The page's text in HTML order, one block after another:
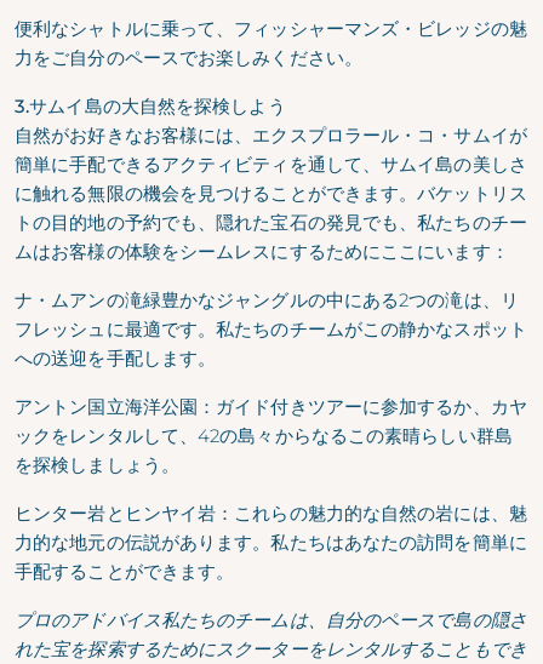
便利なシャトルに乗って、フィッシャーマンズ・ビレッジの魅
力をご自分のペースでお楽しみください。
3.サムイ島の大自然を探検しよう
自然がお好きなお客様には、エクスプロラール・コ・サムイが
簡単に手配できるアクティビティを通して、サムイ島の美しさ
に触れる無限の機会を見つけることができます。バケットリス
トの目的地の予約でも、隠れた宝石の発見でも、私たちのチー
ムはお客様の体験をシームレスにするためにここにいます：
ナ・ムアンの滝緑豊かなジャングルの中にある2つの滝は、リ
フレッシュに最適です。私たちのチームがこの静かなスポット
への送迎を手配します。
アントン国立海洋公園：ガイド付きツアーに参加するか、カヤ
ックをレンタルして、42の島々からなるこの素晴らしい群島
を探検しましょう。
ヒンター岩とヒンヤイ岩：これらの魅力的な自然の岩には、魅
力的な地元の伝説があります。私たちはあなたの訪問を簡単に
手配することができます。
プロのアドバイス私たちのチームは、自分のペースで島の隠さ
れた宝を探索するためにスクーターをレンタルすることもでき